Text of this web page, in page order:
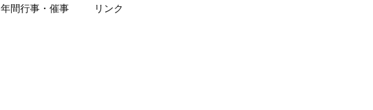
年間行事・催事 リンク